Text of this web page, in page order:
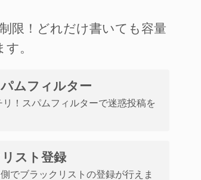
限！どれだけ書いても容量
。
ムフィルター
！スパムフィルターで迷惑投稿を
スト登録
でブラックリストの登録が行えま